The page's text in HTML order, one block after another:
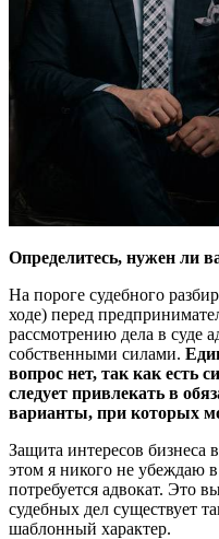
Определитесь, нужен ли
На пороге судебного
ходе) перед
рассмотрению дела в суде
собственными силами.
вопрос нет, так как есть
следует привлекать в
варианты, при которых
Защита интересов бизнеса
этом я никого не убеждаю
потребуется адвокат. Это
судебных дел существует
шаблонный характер.